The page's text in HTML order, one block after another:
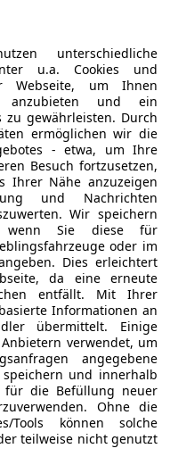
Meyers aus
schuf. Fahrspaß &
Fahrzeugen
einen Strandbuggy
genau richtig!
dem
Pkw-EnVKV in
Die Angaben
Fahrzeugmodell und
den verschiedenen
Nach Oben
Online-
unterschiedliche
u.a. Cookies und
Webseite, um Ihnen
anzubieten und ein
zu gewährleisten. Durch
ermöglichen wir die
- etwa, um Ihre
Besuch fortzusetzen,
Ihrer Nähe anzuzeigen
und Nachrichten
Wir speichern
wenn Sie diese für
oder im
Dies erleichtert
da eine erneute
entfällt. Mit Ihrer
Informationen an
übermittelt. Einige
verwendet, um
angegebene
und innerhalb
für die Befüllung neuer
Ohne die
Tools können solche
teilweise nicht genutzt